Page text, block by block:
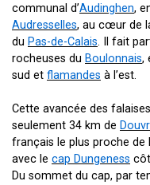
communal d’Audinghen,
Audresselles, au cœur de
du Pas-de-Calais. Il fait
rocheuses du Boulonnais,
sud et flamandes à l’est.
Cette avancée des
seulement 34 km de
français le plus proche de
avec le cap Dungeness
Du sommet du cap, par